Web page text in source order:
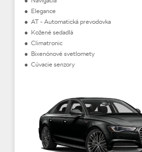
● Elegance
● AT - Automatická prevodovka
● Kožené sedadlá
● Climatronic
● Bixenónové svetlomety
● Cúvacie senzory